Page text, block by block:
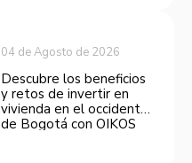
04 de Agosto de 2026
Descubre los beneficios
y retos de invertir en
vivienda en el occidente
de Bogotá con OIKOS